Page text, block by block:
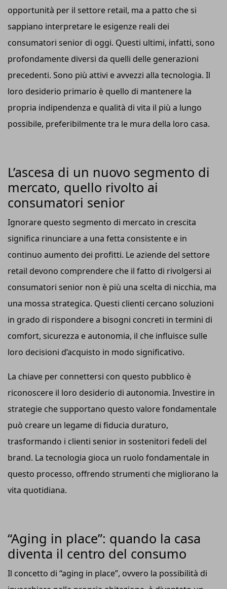
opportunità per il settore retail, ma a patto che si
sappiano interpretare le esigenze reali dei
consumatori senior di oggi. Questi ultimi, infatti, sono
profondamente diversi da quelli delle generazioni
precedenti. Sono più attivi e avvezzi alla tecnologia. Il
loro desiderio primario è quello di mantenere la
propria indipendenza e qualità di vita il più a lungo
possibile, preferibilmente tra le mura della loro casa.
L’ascesa di un nuovo segmento di
mercato, quello rivolto ai
consumatori senior
Ignorare questo segmento di mercato in crescita
significa rinunciare a una fetta consistente e in
continuo aumento dei profitti. Le aziende del settore
retail devono comprendere che il fatto di rivolgersi ai
consumatori senior non è più una scelta di nicchia, ma
una mossa strategica. Questi clienti cercano soluzioni
in grado di rispondere a bisogni concreti in termini di
comfort, sicurezza e autonomia, il che influisce sulle
loro decisioni d’acquisto in modo significativo.
La chiave per connettersi con questo pubblico è
riconoscere il loro desiderio di autonomia. Investire in
strategie che supportano questo valore fondamentale
può creare un legame di fiducia duraturo,
trasformando i clienti senior in sostenitori fedeli del
brand. La tecnologia gioca un ruolo fondamentale in
questo processo, offrendo strumenti che migliorano la
vita quotidiana.
“Aging in place”: quando la casa
diventa il centro del consumo
Il concetto di “aging in place”, ovvero la possibilità di